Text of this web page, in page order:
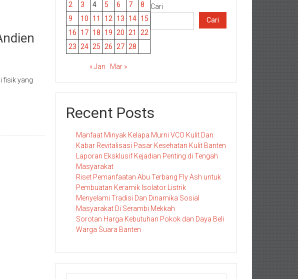
fisik yang
2
3 4 5 6 7
8
9
10 11 12 13 14 15
16
17 18 19 20 21
22
23 24 25 26 27 28
« Jan Mar »
Cari
Cari
Recent Posts
Manfaat Minyak Kelapa Murni VCO Kulit Dan
Kabar Revitalisasi Pasar Kesehatan Kulit Banten
Laporan Eksklusif Kejadian Penting di Tengah
Masyarakat
Riset Pemanfaatan Abu Terbang Fly Ash untuk
Pembuatan Keramik Isolator Listrik
Menyelami Tradisi Dan Dinamika Sosial
Masyarakat Di Serambi Mekkah
Sorotan Harga Kebutuhan Pokok dan Daya Beli
Warga Suara Banten